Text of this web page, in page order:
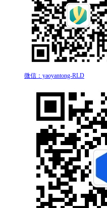
微信：yaoyantong-RLD